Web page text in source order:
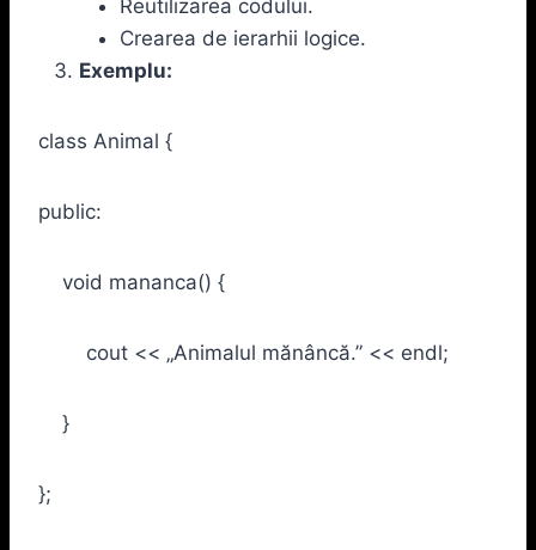
Reutilizarea codului.
Crearea de ierarhii logice.
Exemplu:
class Animal {
public:
void mananca() {
cout << „Animalul mănâncă.” << endl;
}
};